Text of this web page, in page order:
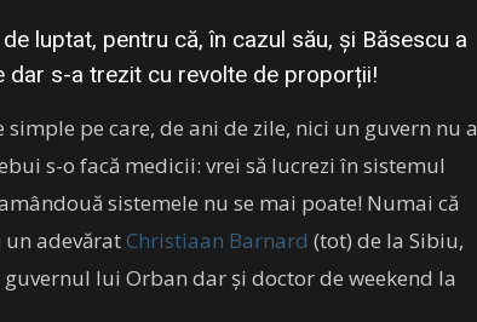
luptat, pentru că, în cazul său, și Băsescu a
dar s-a trezit cu revolte de proporții!
pe care, de ani de zile, nici un guvern nu a
s-o facă medicii: vrei să lucrezi în sistemul
sistemele nu se mai poate! Numai că
un adevăratChristiaan Barnard (tot) de la Sibiu,
lui Orban dar și doctor de weekend la